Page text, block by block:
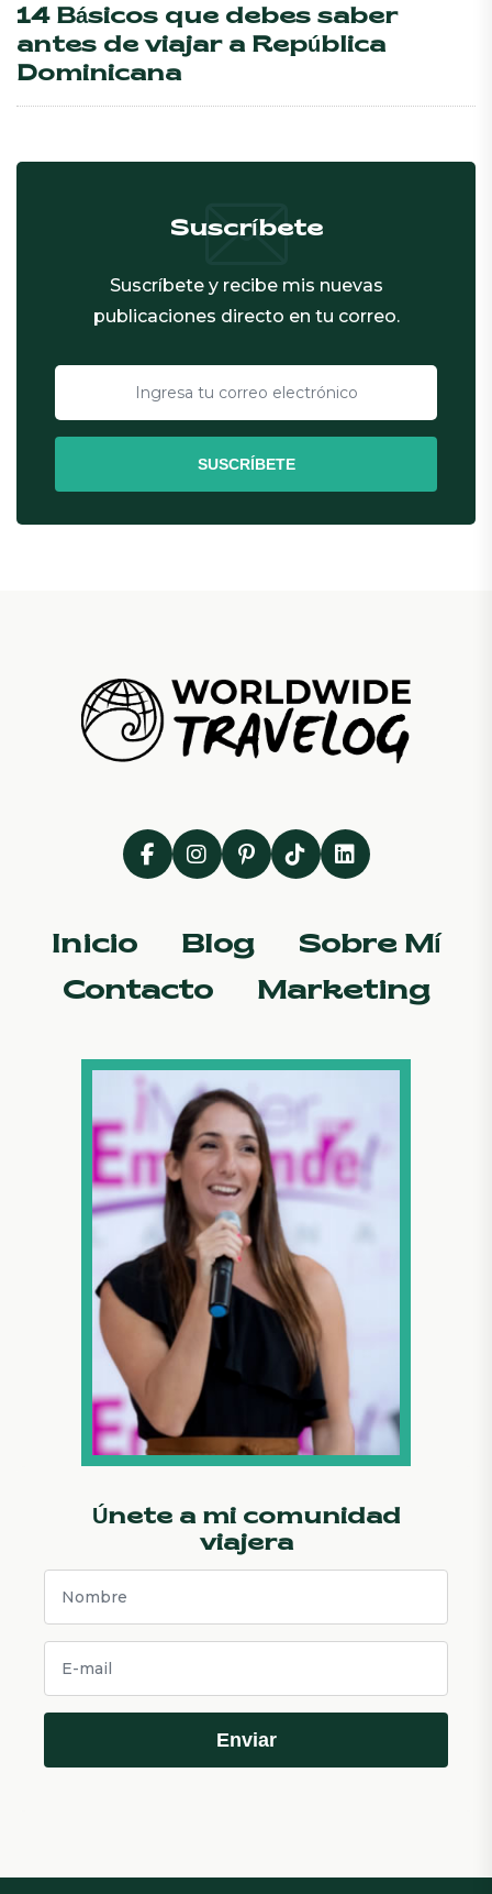
14 Básicos que debes saber
antes de viajar a República
Dominicana
Suscríbete
Suscríbete y recibe mis nuevas
publicaciones directo en tu correo.
SUSCRÍBETE
Inicio Blog
Sobre Mí
Contacto
Marketing
Únete a mi comunidad
viajera
Enviar